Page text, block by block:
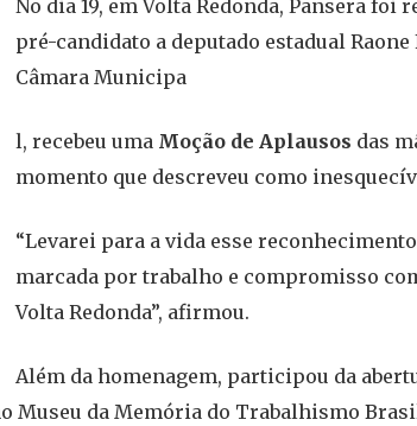
No dia 19, em Volta Redonda, Pansera foi
pré-candidato a deputado estadual
Câmara Municipa
l, recebeu uma Moção de Aplausos das
momento que descreveu como
“Levarei para a vida esse
marcada por trabalho e compromisso
Volta Redonda”, afirmou.
Além da homenagem, participou da
Museu da Memória do Trabalhismo